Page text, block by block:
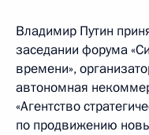
Владимир Путин
заседании форума
времени»,
автономная
«Агентство
по продвижению